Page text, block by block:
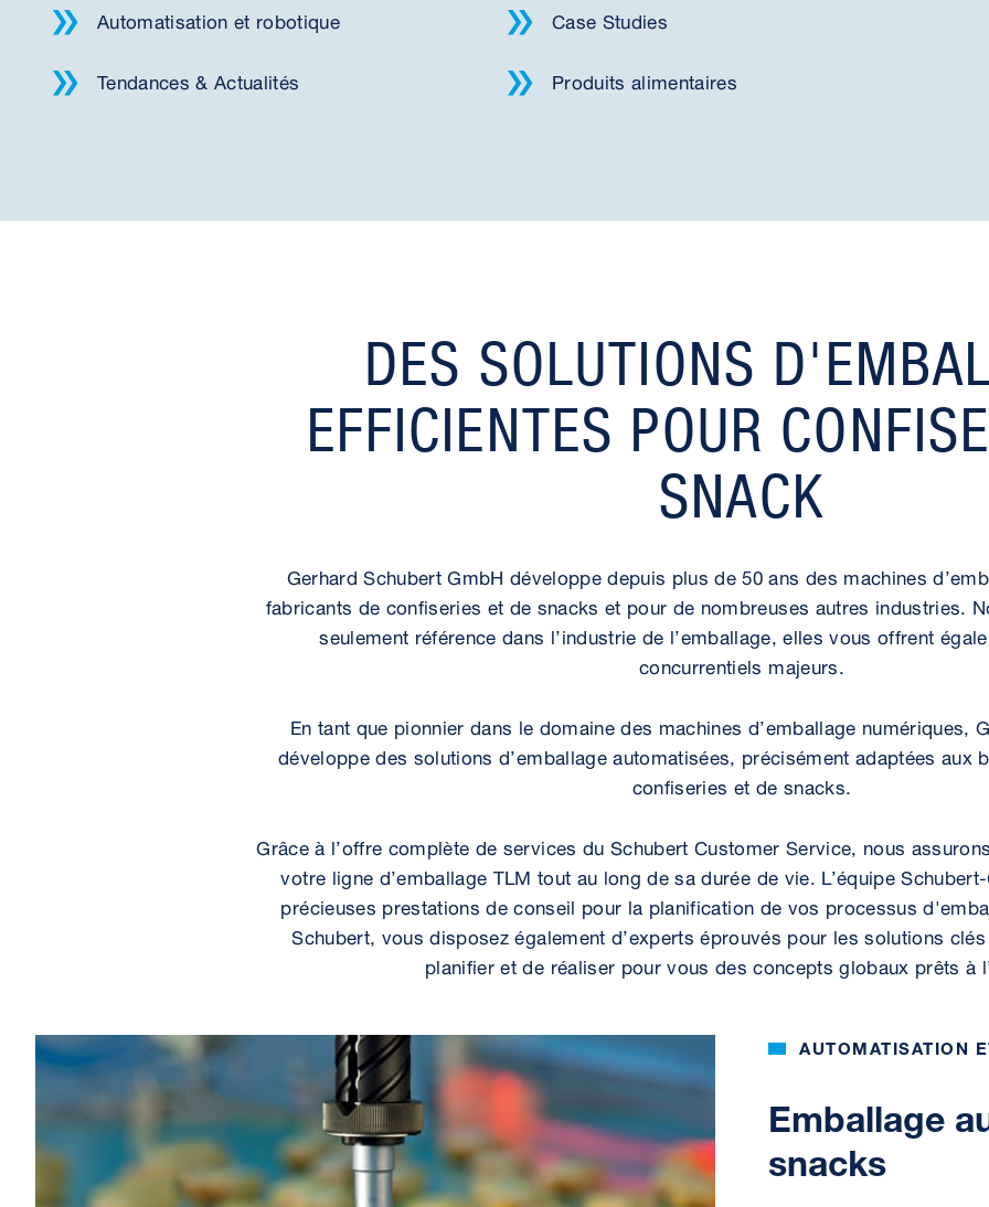
Automatisation et robotique
Case Studies
Tendances & Actualités
Produits alimentaires
DES SOLUTIONS
EFFICIENTES POUR
SNACK
Gerhard Schubert GmbH développe depuis plus de 50 ans des machines
fabricants de confiseries et de snacks et pour de nombreuses autres industries.
seulement référence dans l’industrie de l’emballage, elles vous offrent
concurrentiels majeurs.
En tant que pionnier dans le domaine des machines d’emballage numériques,
développe des solutions d’emballage automatisées, précisément adaptées aux
confiseries et de snacks.
Grâce à l’offre complète de services du Schubert Customer Service, nous
votre ligne d’emballage TLM tout au long de sa durée de vie. L’équipe
précieuses prestations de conseil pour la planification de vos processus
Schubert, vous disposez également d’experts éprouvés pour les solutions
planifier et de réaliser pour vous des concepts globaux prêts à
AUTOMATISATION
Emballage
snacks